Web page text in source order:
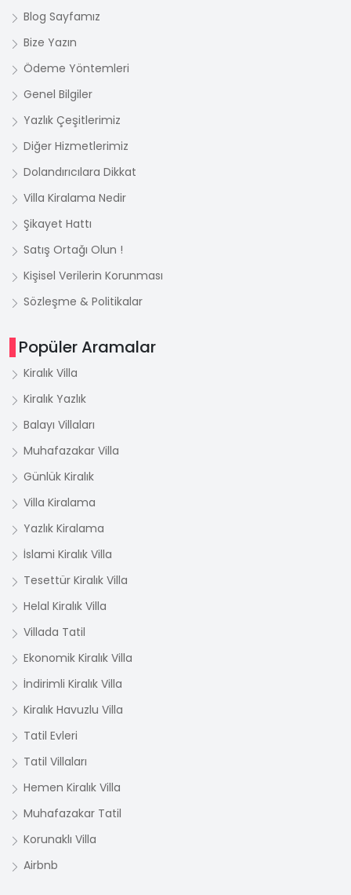
Blog Sayfamız
Bize Yazın
Ödeme Yöntemleri
Genel Bilgiler
Yazlık Çeşitlerimiz
Diğer Hizmetlerimiz
Dolandırıcılara Dikkat
Villa Kiralama Nedir
Şikayet Hattı
Satış Ortağı Olun !
Kişisel Verilerin Korunması
Sözleşme & Politikalar
Popüler Aramalar
Kiralık Villa
Kiralık Yazlık
Balayı Villaları
Muhafazakar Villa
Günlük Kiralık
Villa Kiralama
Yazlık Kiralama
İslami Kiralık Villa
Tesettür Kiralık Villa
Helal Kiralık Villa
Villada Tatil
Ekonomik Kiralık Villa
İndirimli Kiralık Villa
Kiralık Havuzlu Villa
Tatil Evleri
Tatil Villaları
Hemen Kiralık Villa
Muhafazakar Tatil
Korunaklı Villa
Airbnb